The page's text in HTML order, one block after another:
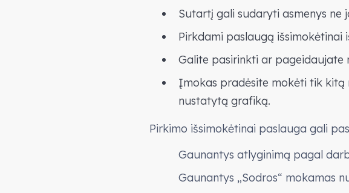
Sutartį gali sudaryti asmenys ne
Pirkdami paslaugą
Galite pasirinkti ar pageidaujate
Įmokas pradėsite mokėti tik kitą
nustatytą grafiką.
Pirkimo išsimokėtinai paslauga gali
Gaunantys atlyginimą pagal
Gaunantys „Sodros“ mokamas